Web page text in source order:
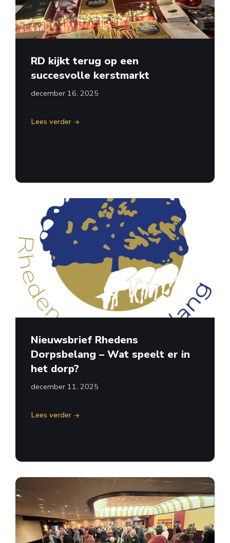
RD kijkt terug op een
succesvolle kerstmarkt
december 16, 2025
Lees verder
Nieuwsbrief Rhedens
Dorpsbelang – Wat speelt er in
het dorp?
december 11, 2025
Lees verder